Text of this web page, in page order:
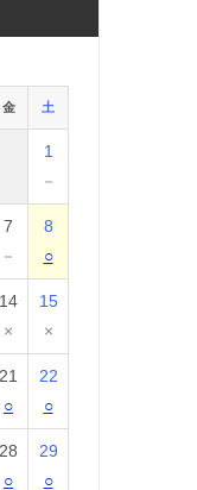
金 土
1
－
7
－
8
○
14
×
15
×
21
○
22
○
28
○
29
○